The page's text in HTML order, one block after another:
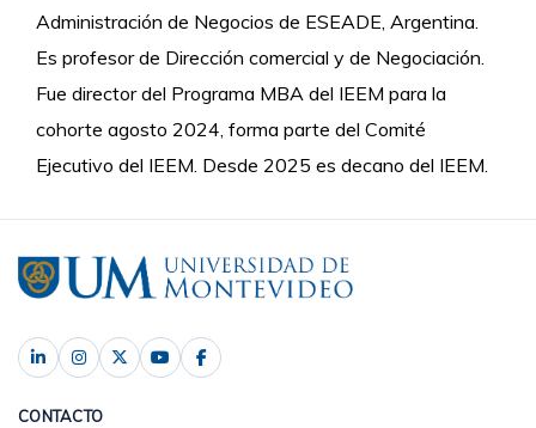
Administración de Negocios de ESEADE, Argentina.
Es profesor de Dirección comercial y de Negociación.
Fue director del Programa MBA del IEEM para la
cohorte agosto 2024, forma parte del Comité
Ejecutivo del IEEM. Desde 2025 es decano del IEEM.
CONTACTO